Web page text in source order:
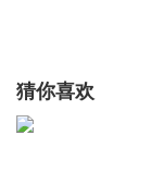
猜你喜欢